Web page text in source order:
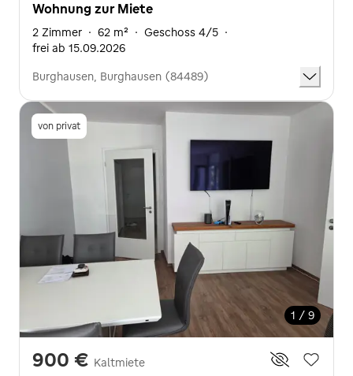
Wohnung zur Miete
2 Zimmer · 62 m² · Geschoss 4/5 ·
frei ab 15.09.2026
Burghausen, Burghausen (84489)
von privat
1 / 9
900 € Kaltmiete